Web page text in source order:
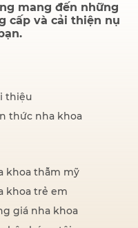
mang đến những
cấp và cải thiện nụ
thiệu
thức nha khoa
khoa thẫm mỹ
khoa trẻ em
giá nha khoa